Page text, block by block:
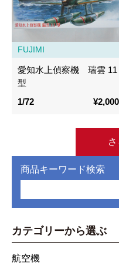
FUJIMI
愛知水上偵察機 瑞雲 11
型
1/72
¥2,000
商品キーワード検索
カテゴリーから選ぶ
航空機